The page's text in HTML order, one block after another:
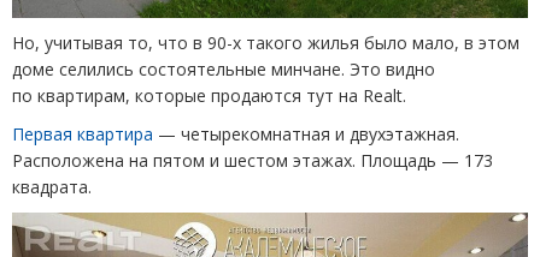
Но, учитывая то, что в 90-х такого жилья было мало, в этом
доме селились состоятельные минчане. Это видно
по квартирам, которые продаются тут на Realt.
Первая квартира — четырекомнатная и двухэтажная.
Расположена на пятом и шестом этажах. Площадь — 173
квадрата.